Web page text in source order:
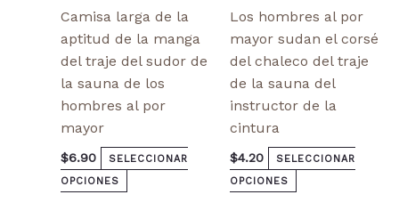
Camisa larga de la
aptitud de la manga
del traje del sudor de
la sauna de los
hombres al por
mayor
$6.90
SELECCIONAR
OPCIONES
producto
Los hombres al por
mayor sudan el corsé
del chaleco del traje
de la sauna del
instructor de la
cintura
$4.20
SELECCIONAR
OPCIONES
producto